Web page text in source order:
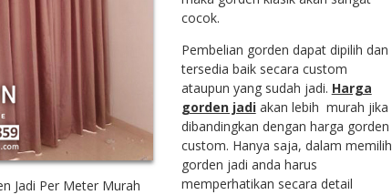
Jadi Per Meter Murah
cocok.
Pembelian gorden dapat dipilih dan
tersedia baik secara custom
ataupun yang sudah jadi. Harga
gorden jadiakan lebih murah jika
dibandingkan dengan harga gorden
custom. Hanya saja, dalam memilih
gorden jadi anda harus
memperhatikan secara detail